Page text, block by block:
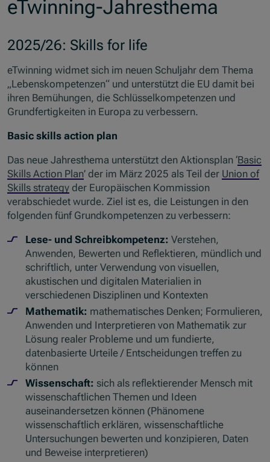
eTwinning-Jahresthema
2025/26: Skills for life
eTwinning widmet sich im neuen Schuljahr dem Thema
„Lebenskompetenzen“ und unterstützt die EU damit bei
ihren Bemühungen, die Schlüsselkompetenzen und
Grundfertigkeiten in Europa zu verbessern.
Basic skills action plan
Das neue Jahresthema unterstützt den Aktionsplan ‘Basic
Skills Action Plan’der im März 2025 als Teil der Union of
Skills strategy der Europäischen Kommission
verabschiedet wurde. Ziel ist es, die Leistungen in den
folgenden fünf Grundkompetenzen zu verbessern:
Lese- und Schreibkompetenz: Verstehen,
Anwenden, Bewerten und Reflektieren, mündlich und
schriftlich, unter Verwendung von visuellen,
akustischen und digitalen Materialien in
verschiedenen Disziplinen und Kontexten
Mathematik: mathematisches Denken; Formulieren,
Anwenden und Interpretieren von Mathematik zur
Lösung realer Probleme und um fundierte,
datenbasierte Urteile / Entscheidungen treffen zu
können
Wissenschaft: sich als reflektierender Mensch mit
wissenschaftlichen Themen und Ideen
auseinandersetzen können (Phänomene
wissenschaftlich erklären, wissenschaftliche
Untersuchungen bewerten und konzipieren, Daten
und Beweise interpretieren)